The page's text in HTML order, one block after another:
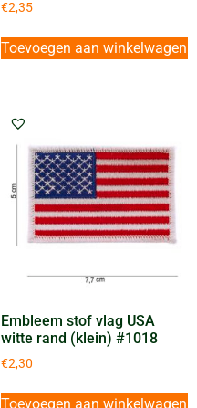
€2,35
Toevoegen aan winkelwagen
Embleem stof vlag USA
witte rand (klein) #1018
€2,30
Toevoegen aan winkelwagen